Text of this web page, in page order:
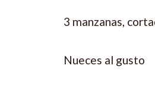
3 manzanas,
Nueces al gusto